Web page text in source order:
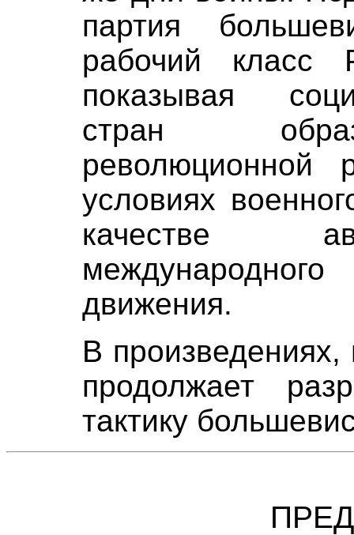
партия
рабочий класс
показывая
стран
революционной
условиях
качестве
движения.
В
продолжает
тактику